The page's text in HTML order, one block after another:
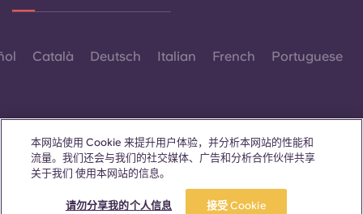
立即预订 参观一下
Català Deutsch Italian French Portuguese
联系我们
本网站使用 Cookie 来提升用户体验，并分析本网站的性能和
流量。我们还会与我们的社交媒体、广告和分析合作伙伴共享
关于我们 使用本网站的信息。
请勿分享我的个人信息 接受 Cookie